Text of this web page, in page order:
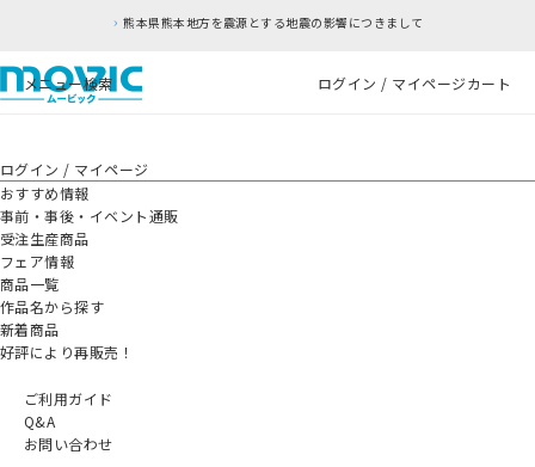
熊本県熊本地方を震源とする地震の影響につきまして
メニュー検索 ログイン / マイページカート
ログイン / マイページ
おすすめ情報
事前・事後・イベント通販
受注生産商品
フェア情報
商品一覧
作品名から探す
新着商品
好評により再販売！
ご利用ガイド
Q&A
お問い合わせ